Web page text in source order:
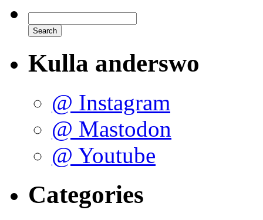
Kulla anderswo
@ Instagram
@ Mastodon
@ Youtube
Categories